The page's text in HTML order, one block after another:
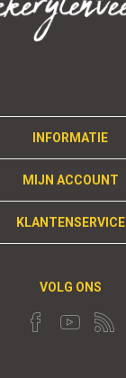
INFORMATIE
MIJN ACCOUNT
KLANTENSERVICE
VOLG ONS